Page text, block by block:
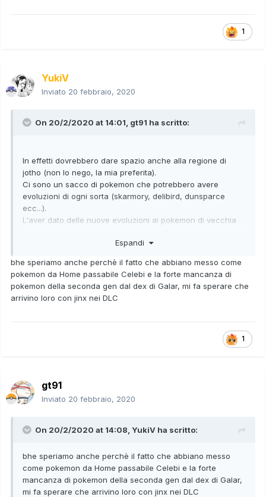
1
YukiV
Inviato 20 febbraio, 2020
On 20/2/2020 at 14:01, gt91 ha scritto:
In effetti dovrebbero dare spazio anche alla regione di
jotho (non lo nego, la mia preferita).
Ci sono un sacco di pokemon che potrebbero avere
evoluzioni di ogni sorta (skarmory, delibird, dunsparce
ecc...).
L'aver dato delle nuove evoluzioni ai pokemon di vecchia
appunto, la seconda generazione.
evoluzioni era una delle cose più belle per me da bambino.
Vedere questo concetto essere ripreso anche qui, mi fa
molto piacere.
Speriamo bene dai
Espandi
bhe speriamo anche perchè il fatto che abbiano messo come
pokemon da Home passabile Celebi e la forte mancanza di
pokemon della seconda gen dal dex di Galar, mi fa sperare che
arrivino loro con jinx nei DLC
1
gt91
Inviato 20 febbraio, 2020
On 20/2/2020 at 14:08, YukiV ha scritto:
bhe speriamo anche perchè il fatto che abbiano messo
come pokemon da Home passabile Celebi e la forte
mancanza di pokemon della seconda gen dal dex di Galar,
mi fa sperare che arrivino loro con jinx nei DLC